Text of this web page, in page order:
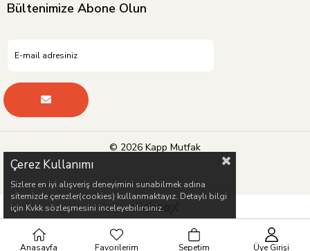
Bültenimize Abone Olun
© 2026 Kapp Mutfak
Çerez Kullanımı
Sizlere en iyi alışveriş deneyimini sunabilmek adına
sitemizde çerezler(cookies) kullanmaktayız. Detaylı bilgi
için Kvkk sözleşmesini inceleyebilirsiniz.
Anasayfa Favorilerim Sepetim Üye Girişi